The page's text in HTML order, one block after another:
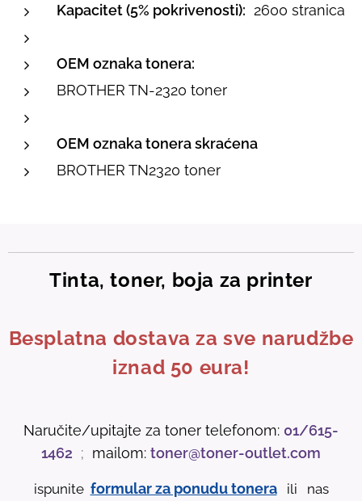
Kapacitet (5% pokrivenosti): 2600 stranica
OEM oznaka tonera:
BROTHER TN-2320 toner
OEM oznaka tonera skraćena
BROTHER TN2320 toner
Tinta, toner, boja za printer
Besplatna dostava za sve narudžbe
iznad 50 eura!
Naručite/upitajte za toner telefonom: 01/615-
1462 ; mailom: toner@toner-outlet.com
ispunite formular za ponudu tonera
ili nas